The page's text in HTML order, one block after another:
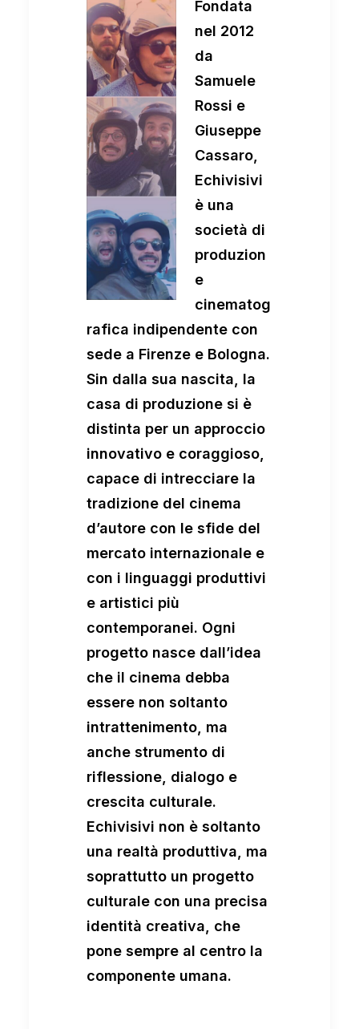
Fondata
nel 2012
da
Samuele
Rossi e
Giuseppe
Cassaro,
Echivisivi
è una
società di
produzion
e
cinematog
rafica indipendente con
sede a Firenze e Bologna.
Sin dalla sua nascita, la
casa di produzione si è
distinta per un approccio
innovativo e coraggioso,
capace di intrecciare la
tradizione del cinema
d’autore con le sfide del
mercato internazionale e
con i linguaggi produttivi
e artistici più
contemporanei. Ogni
progetto nasce dall’idea
che il cinema debba
essere non soltanto
intrattenimento, ma
anche strumento di
riflessione, dialogo e
crescita culturale.
Echivisivi non è soltanto
una realtà produttiva, ma
soprattutto un progetto
culturale con una precisa
identità creativa, che
pone sempre al centro la
componente umana.